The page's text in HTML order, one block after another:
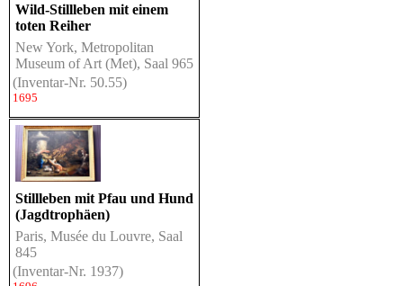
Wild-Stillleben mit einem
toten Reiher
New York, Metropolitan
Museum of Art (Met), Saal 965
(Inventar-Nr. 50.55)
1695
Stillleben mit Pfau und Hund
(Jagdtrophäen)
Paris, Musée du Louvre, Saal
845
(Inventar-Nr. 1937)